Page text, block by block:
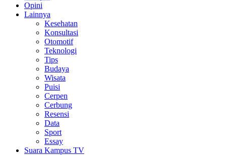
Opini
Lainnya
Kesehatan
Konsultasi
Otomotif
Teknologi
Tips
Budaya
Wisata
Puisi
Cerpen
Cerbung
Resensi
Data
Sport
Essay
Suara Kampus TV